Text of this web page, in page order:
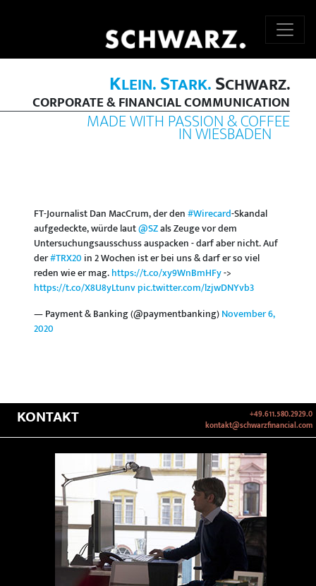
KLEIN.STARK.SCHWARZ.
CORPORATE & FINANCIAL COMMUNICATION
MADE WITH PASSION & COFFEE
IN WIESBADEN
FT-Journalist Dan MacCrum, der den#Wirecard-Skandal
aufgedeckte, würde laut@SZals Zeuge vor dem
Untersuchungsausschuss auspacken - darf aber nicht. Auf
der#TRX20 in 2 Wochen ist er bei uns & darf er so viel
reden wie er mag.https://t.co/xy9WnBmHFy->
https://t.co/X8U8yLtunvpic.twitter.com/lzjwDNYvb3
— Payment & Banking (@paymentbanking)November 6,
2020
KONTAKT
+49.611.580.2929.0
kontakt@schwarzfinancial.com